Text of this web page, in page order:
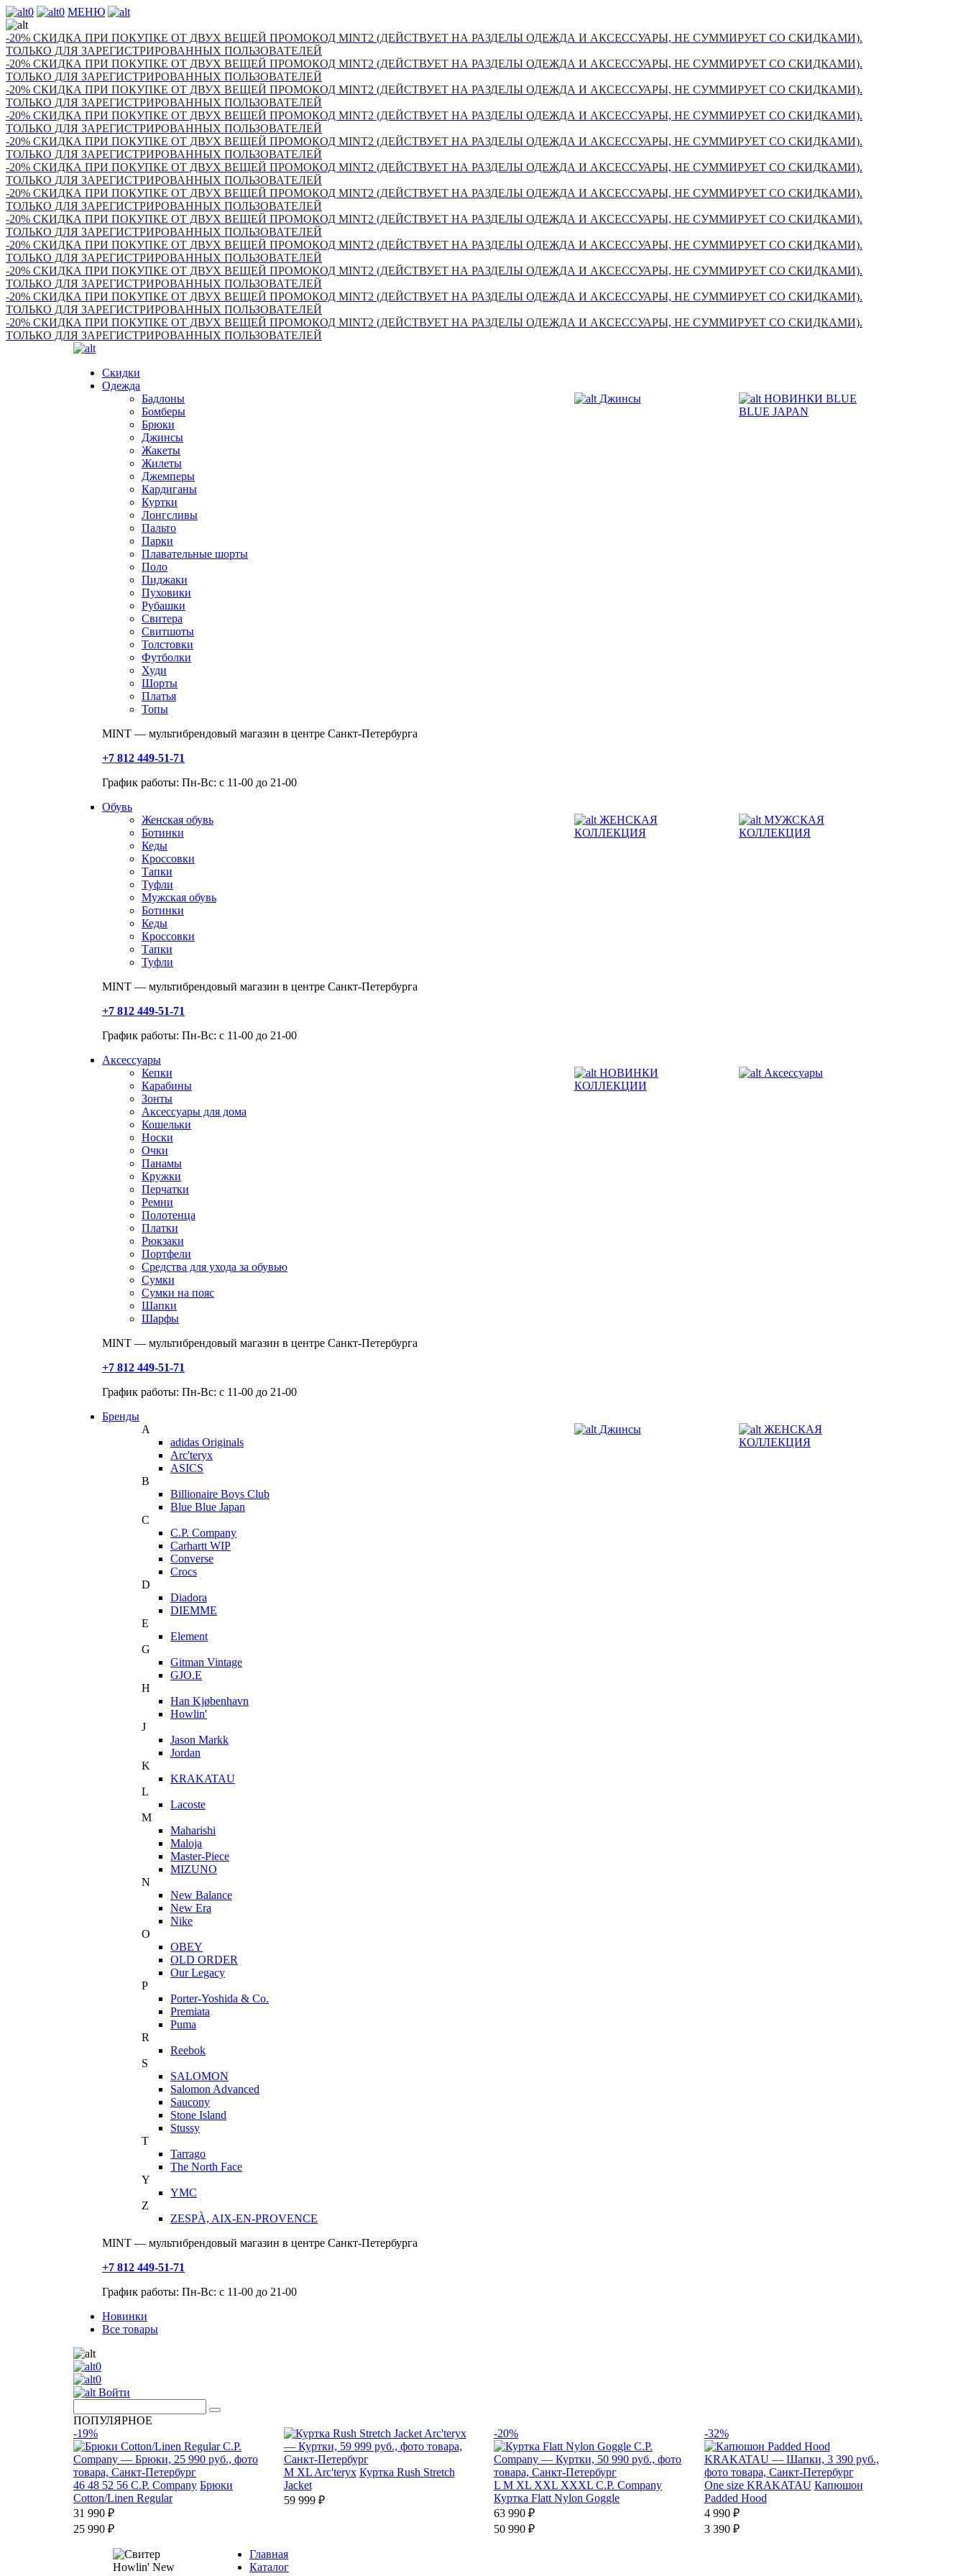
0 0 МЕНЮ
-20% СКИДКА ПРИ ПОКУПКЕ ОТ ДВУХ ВЕЩЕЙ ПРОМОКОД MINT2 (ДЕЙСТВУЕТ НА РАЗДЕЛЫ ОДЕЖДА И АКСЕССУАРЫ, НЕ СУММИРУЕТ СО СКИДКАМИ).
ТОЛЬКО ДЛЯ ЗАРЕГИСТРИРОВАННЫХ ПОЛЬЗОВАТЕЛЕЙ
-20% СКИДКА ПРИ ПОКУПКЕ ОТ ДВУХ ВЕЩЕЙ ПРОМОКОД MINT2 (ДЕЙСТВУЕТ НА РАЗДЕЛЫ ОДЕЖДА И АКСЕССУАРЫ, НЕ СУММИРУЕТ СО СКИДКАМИ).
ТОЛЬКО ДЛЯ ЗАРЕГИСТРИРОВАННЫХ ПОЛЬЗОВАТЕЛЕЙ
-20% СКИДКА ПРИ ПОКУПКЕ ОТ ДВУХ ВЕЩЕЙ ПРОМОКОД MINT2 (ДЕЙСТВУЕТ НА РАЗДЕЛЫ ОДЕЖДА И АКСЕССУАРЫ, НЕ СУММИРУЕТ СО СКИДКАМИ).
ТОЛЬКО ДЛЯ ЗАРЕГИСТРИРОВАННЫХ ПОЛЬЗОВАТЕЛЕЙ
-20% СКИДКА ПРИ ПОКУПКЕ ОТ ДВУХ ВЕЩЕЙ ПРОМОКОД MINT2 (ДЕЙСТВУЕТ НА РАЗДЕЛЫ ОДЕЖДА И АКСЕССУАРЫ, НЕ СУММИРУЕТ СО СКИДКАМИ).
ТОЛЬКО ДЛЯ ЗАРЕГИСТРИРОВАННЫХ ПОЛЬЗОВАТЕЛЕЙ
-20% СКИДКА ПРИ ПОКУПКЕ ОТ ДВУХ ВЕЩЕЙ ПРОМОКОД MINT2 (ДЕЙСТВУЕТ НА РАЗДЕЛЫ ОДЕЖДА И АКСЕССУАРЫ, НЕ СУММИРУЕТ СО СКИДКАМИ).
ТОЛЬКО ДЛЯ ЗАРЕГИСТРИРОВАННЫХ ПОЛЬЗОВАТЕЛЕЙ
-20% СКИДКА ПРИ ПОКУПКЕ ОТ ДВУХ ВЕЩЕЙ ПРОМОКОД MINT2 (ДЕЙСТВУЕТ НА РАЗДЕЛЫ ОДЕЖДА И АКСЕССУАРЫ, НЕ СУММИРУЕТ СО СКИДКАМИ).
ТОЛЬКО ДЛЯ ЗАРЕГИСТРИРОВАННЫХ ПОЛЬЗОВАТЕЛЕЙ
-20% СКИДКА ПРИ ПОКУПКЕ ОТ ДВУХ ВЕЩЕЙ ПРОМОКОД MINT2 (ДЕЙСТВУЕТ НА РАЗДЕЛЫ ОДЕЖДА И АКСЕССУАРЫ, НЕ СУММИРУЕТ СО СКИДКАМИ).
ТОЛЬКО ДЛЯ ЗАРЕГИСТРИРОВАННЫХ ПОЛЬЗОВАТЕЛЕЙ
-20% СКИДКА ПРИ ПОКУПКЕ ОТ ДВУХ ВЕЩЕЙ ПРОМОКОД MINT2 (ДЕЙСТВУЕТ НА РАЗДЕЛЫ ОДЕЖДА И АКСЕССУАРЫ, НЕ СУММИРУЕТ СО СКИДКАМИ).
ТОЛЬКО ДЛЯ ЗАРЕГИСТРИРОВАННЫХ ПОЛЬЗОВАТЕЛЕЙ
-20% СКИДКА ПРИ ПОКУПКЕ ОТ ДВУХ ВЕЩЕЙ ПРОМОКОД MINT2 (ДЕЙСТВУЕТ НА РАЗДЕЛЫ ОДЕЖДА И АКСЕССУАРЫ, НЕ СУММИРУЕТ СО СКИДКАМИ).
ТОЛЬКО ДЛЯ ЗАРЕГИСТРИРОВАННЫХ ПОЛЬЗОВАТЕЛЕЙ
-20% СКИДКА ПРИ ПОКУПКЕ ОТ ДВУХ ВЕЩЕЙ ПРОМОКОД MINT2 (ДЕЙСТВУЕТ НА РАЗДЕЛЫ ОДЕЖДА И АКСЕССУАРЫ, НЕ СУММИРУЕТ СО СКИДКАМИ).
ТОЛЬКО ДЛЯ ЗАРЕГИСТРИРОВАННЫХ ПОЛЬЗОВАТЕЛЕЙ
-20% СКИДКА ПРИ ПОКУПКЕ ОТ ДВУХ ВЕЩЕЙ ПРОМОКОД MINT2 (ДЕЙСТВУЕТ НА РАЗДЕЛЫ ОДЕЖДА И АКСЕССУАРЫ, НЕ СУММИРУЕТ СО СКИДКАМИ).
ТОЛЬКО ДЛЯ ЗАРЕГИСТРИРОВАННЫХ ПОЛЬЗОВАТЕЛЕЙ
-20% СКИДКА ПРИ ПОКУПКЕ ОТ ДВУХ ВЕЩЕЙ ПРОМОКОД MINT2 (ДЕЙСТВУЕТ НА РАЗДЕЛЫ ОДЕЖДА И АКСЕССУАРЫ, НЕ СУММИРУЕТ СО СКИДКАМИ).
ТОЛЬКО ДЛЯ ЗАРЕГИСТРИРОВАННЫХ ПОЛЬЗОВАТЕЛЕЙ
Скидки
Одежда
Бадлоны
Бомберы
Брюки
Джинсы
Жакеты
Жилеты
Джемперы
Кардиганы
Куртки
Лонгсливы
Пальто
Парки
Плавательные шорты
Поло
Пиджаки
Пуховики
Рубашки
Свитера
Свитшоты
Толстовки
Футболки
Худи
Шорты
Платья
Топы
Джинсы
НОВИНКИ BLUE
BLUE JAPAN
MINT — мультибрендовый магазин в центре Санкт-Петербурга
+7 812 449-51-71
График работы: Пн-Вс: с 11-00 до 21-00
Обувь
Женская обувь
Ботинки
Кеды
Кроссовки
Тапки
Туфли
Мужская обувь
Ботинки
Кеды
Кроссовки
Тапки
Туфли
ЖЕНСКАЯ
КОЛЛЕКЦИЯ
МУЖСКАЯ
КОЛЛЕКЦИЯ
MINT — мультибрендовый магазин в центре Санкт-Петербурга
+7 812 449-51-71
График работы: Пн-Вс: с 11-00 до 21-00
Аксессуары
Кепки
Карабины
Зонты
Аксессуары для дома
Кошельки
Носки
Очки
Панамы
Кружки
Перчатки
Ремни
Полотенца
Платки
Рюкзаки
Портфели
Средства для ухода за обувью
Сумки
Сумки на пояс
Шапки
Шарфы
НОВИНКИ
КОЛЛЕКЦИИ
Аксессуары
MINT — мультибрендовый магазин в центре Санкт-Петербурга
+7 812 449-51-71
График работы: Пн-Вс: с 11-00 до 21-00
Бренды
A
adidas Originals
Arc'teryx
ASICS
B
Billionaire Boys Club
Blue Blue Japan
C
C.P. Company
Carhartt WIP
Converse
Crocs
D
Diadora
DIEMME
E
Element
G
Gitman Vintage
GJO.E
H
Han Kjøbenhavn
Howlin'
J
Jason Markk
Jordan
K
KRAKATAU
L
Lacoste
M
Maharishi
Maloja
Master-Piece
MIZUNO
N
New Balance
New Era
Nike
O
OBEY
OLD ORDER
Our Legacy
P
Porter-Yoshida & Co.
Premiata
Puma
R
Reebok
S
SALOMON
Salomon Advanced
Saucony
Stone Island
Stussy
T
Tarrago
The North Face
Y
YMC
Z
ZESPÀ, AIX-EN-PROVENCE
Джинсы
ЖЕНСКАЯ
КОЛЛЕКЦИЯ
MINT — мультибрендовый магазин в центре Санкт-Петербурга
+7 812 449-51-71
График работы: Пн-Вс: с 11-00 до 21-00
Новинки
Все товары
0
0
Войти
ПОПУЛЯРНОЕ
-19%
46 48 52 56 C.P. Company Брюки
Cotton/Linen Regular
31 990 ₽
25 990 ₽
M XL Arc'teryx Куртка Rush Stretch
Jacket
59 999 ₽
-20%
L M XL XXL XXXL C.P. Company
Куртка Flatt Nylon Goggle
63 990 ₽
50 990 ₽
-32%
One size KRAKATAU Капюшон
Padded Hood
4 990 ₽
3 390 ₽
Главная
Каталог